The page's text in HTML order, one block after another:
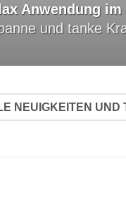
Anwendung
und tanke
NEUIGKEITEN UND